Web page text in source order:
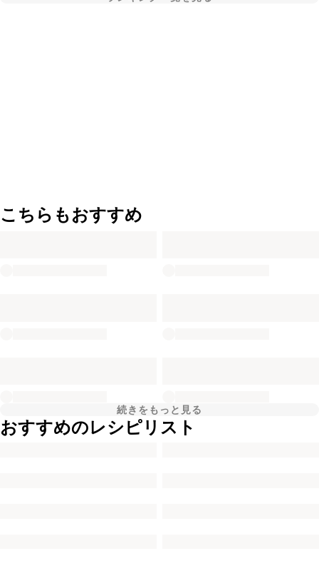
こちらもおすすめ
続きをもっと見る
おすすめのレシピリスト